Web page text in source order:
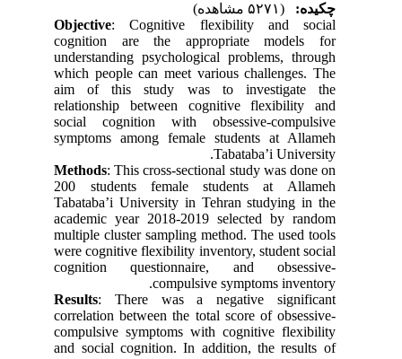
چکیده:
Objective
: Cognitive flexibility and social
cognition are the appropriate models for
understanding psychological problems, through
which people can meet various challenges. The
aim of this study was to investigate the
relationship between cognitive flexibility and
social cognition with obsessive-compulsive
symptoms among female students at Allameh
Tabataba’i University.
Methods: This cross-sectional study was done on
200 students female students at Allameh
Tabataba’i University in Tehran studying in the
academic year 2018-2019 selected by random
multiple cluster sampling method. The used tools
were cognitive flexibility inventory, student social
cognition questionnaire, and obsessive-
compulsive symptoms inventory.
Results
: There was a negative significant
correlation between the total score of obsessive-
compulsive symptoms with cognitive flexibility
and social cognition. In addition, the results of